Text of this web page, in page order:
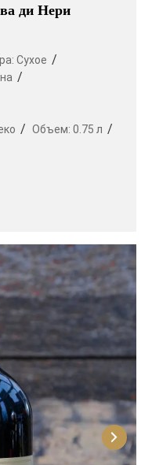
ди Нери
Сухое
Объем: 0.75 л